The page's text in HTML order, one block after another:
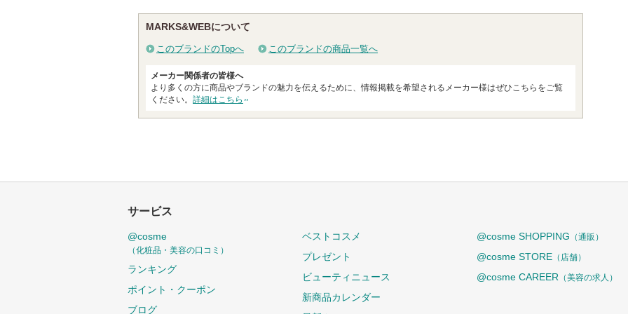
MARKS&WEBについて
このブランドのTopへ このブランドの商品一覧へ
メーカー関係者の皆様へ
より多くの方に商品やブランドの魅力を伝えるために、情報掲載を希望されるメーカー様はぜひこちらをご覧
ください。 詳細はこちら
サービス
@cosme
（化粧品・美容の口コミ）
ランキング
ポイント・クーポン
ブログ
ベストコスメ
プレゼント
ビューティニュース
新商品カレンダー
@cosme SHOPPING （通販）
@cosme STORE （店舗）
@cosme CAREER （美容の求人）